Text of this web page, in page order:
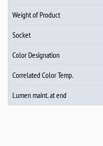
Weight of Product
Socket
Color Designation
Correlated Color Temp.
Lumen maint. at end